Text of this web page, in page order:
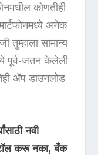
कोणतीही
अनेक
तुम्हाला सामान्य
पूर्व-जतन केलेली
ॲप डाउनलोड
नवी
करू नका, बँक